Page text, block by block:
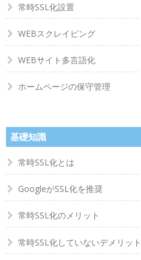
常時SSL化設置
WEBスクレイピング
WEBサイト多言語化
ホームページの保守管理
基礎知識
常時SSL化とは
GoogleがSSL化を推奨
常時SSL化のメリット
常時SSL化していないデメリット